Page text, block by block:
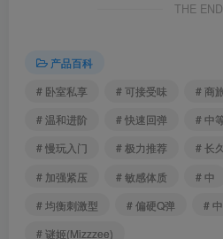
THE END
产品百科
# 卧室私享
# 可接受味 # 商
# 温和进阶
# 快速回弹 # 中
# 慢玩入门
# 极力推荐 # 长
# 加强紧压
# 敏感体质 # 中
# 均衡刺激型
# 偏硬Q弹 #
# 谜姬(Mizzzee)